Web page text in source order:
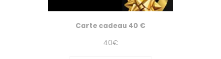
Carte cadeau 40 €
40€